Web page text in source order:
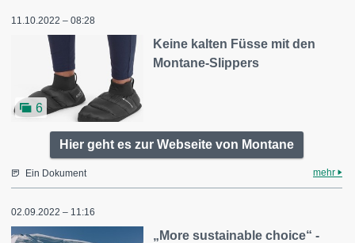
11.10.2022 – 08:28
6
Keine kalten Füsse mit den
Montane-Slippers
Hier geht es zur Webseite von Montane
Ein Dokument mehr
02.09.2022 – 11:16
„More sustainable choice“ -